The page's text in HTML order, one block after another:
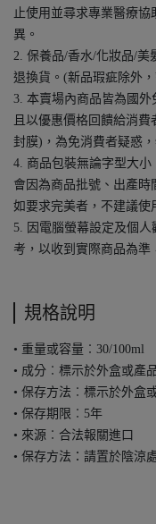
止使用並尋求專業醫療
異。
2. 保養品/香水/化妝品/美
退換貨。(新品瑕疵除外
3. 本賣場內商品皆為國外
且以優惠價格回饋給消
封膜)，為免消費者疑惑，
4. 商品包裝無論字型大
會因為商品批號、出產時
如要求完美者，不建議使
5. 因電腦螢幕設定及個
考，以收到實際商品為準
規格說明
• 重量或容量︰30/100ml
• 成分︰標示於外盒或產
• 保存方法︰標示於外盒
• 保存期限︰5年
• 來源︰合法報關進口
• 保存方法：請置於陰涼